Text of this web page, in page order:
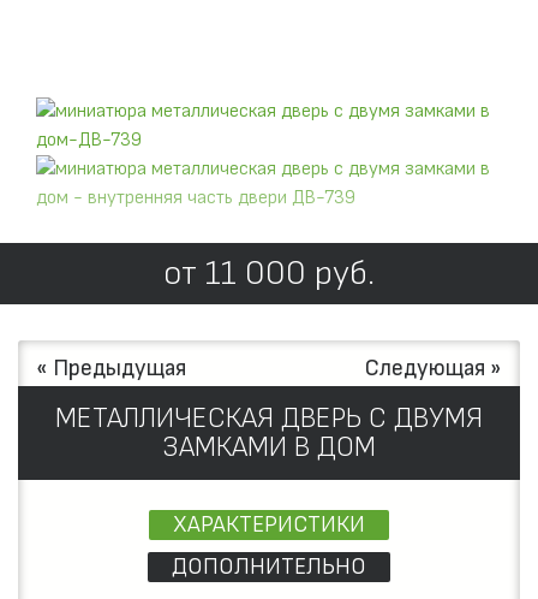
от 11 000 руб.
« Предыдущая Следующая »
МЕТАЛЛИЧЕСКАЯ ДВЕРЬ С ДВУМЯ
ЗАМКАМИ В ДОМ
ХАРАКТЕРИСТИКИ
ДОПОЛНИТЕЛЬНО